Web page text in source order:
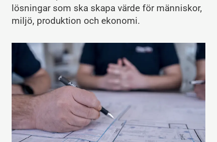
lösningar som ska skapa värde för människor,
miljö, produktion och ekonomi.